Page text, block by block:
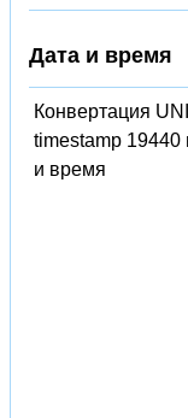
Дата и время
Конвертация
timestamp 19440
и время